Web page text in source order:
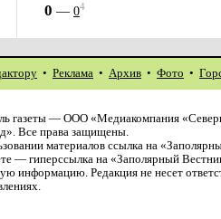
0 — 04
• Реклама • Архив • Фото •
газеты — ООО «Медиакомпания
Все права защищены.
материалов ссылка на
— гиперссылка на «Заполярный
информацию. Редакция не несет